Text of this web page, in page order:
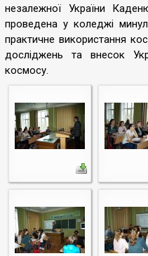
незалежної України
проведена у коледжі
практичне використання
досліджень та внесок
космосу.